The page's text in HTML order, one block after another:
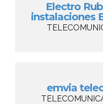
Electro
instalaciones
emvia